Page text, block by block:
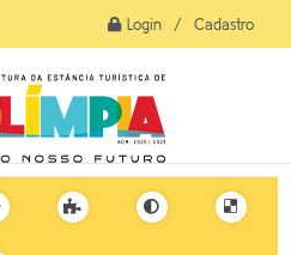
Login / Cadastro